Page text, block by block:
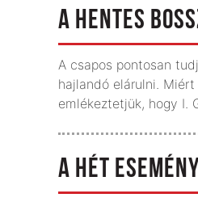
A HENTES
A csapos pontosan
hajlandó elárulni.
emlékeztetjük, hogy I.
A HÉT